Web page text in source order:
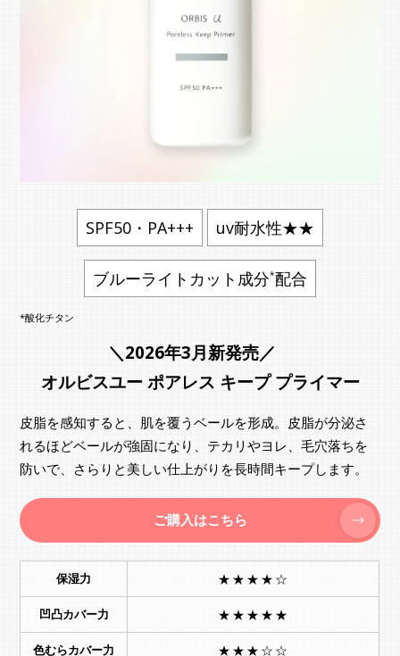
SPF50・PA+++ uv耐水性★★
ブルーライトカット成分*配合
*酸化チタン
＼2026年3月新発売／
オルビスユー ポアレス キープ プライマー
皮脂を感知すると、肌を覆うベールを形成。皮脂が分泌さ
れるほどベールが強固になり、テカリやヨレ、毛穴落ちを
防いで、さらりと美しい仕上がりを長時間キープします。
ご購入はこちら
保湿力 ★★★★☆
凹凸カバー力 ★★★★★
色むらカバー力 ★★★☆☆